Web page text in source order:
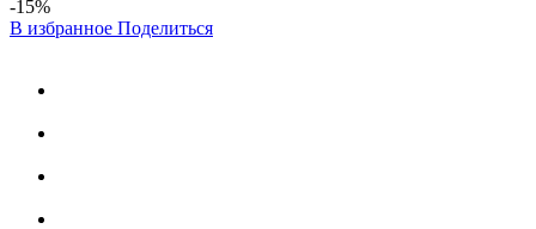
-15%
В избранное Поделиться